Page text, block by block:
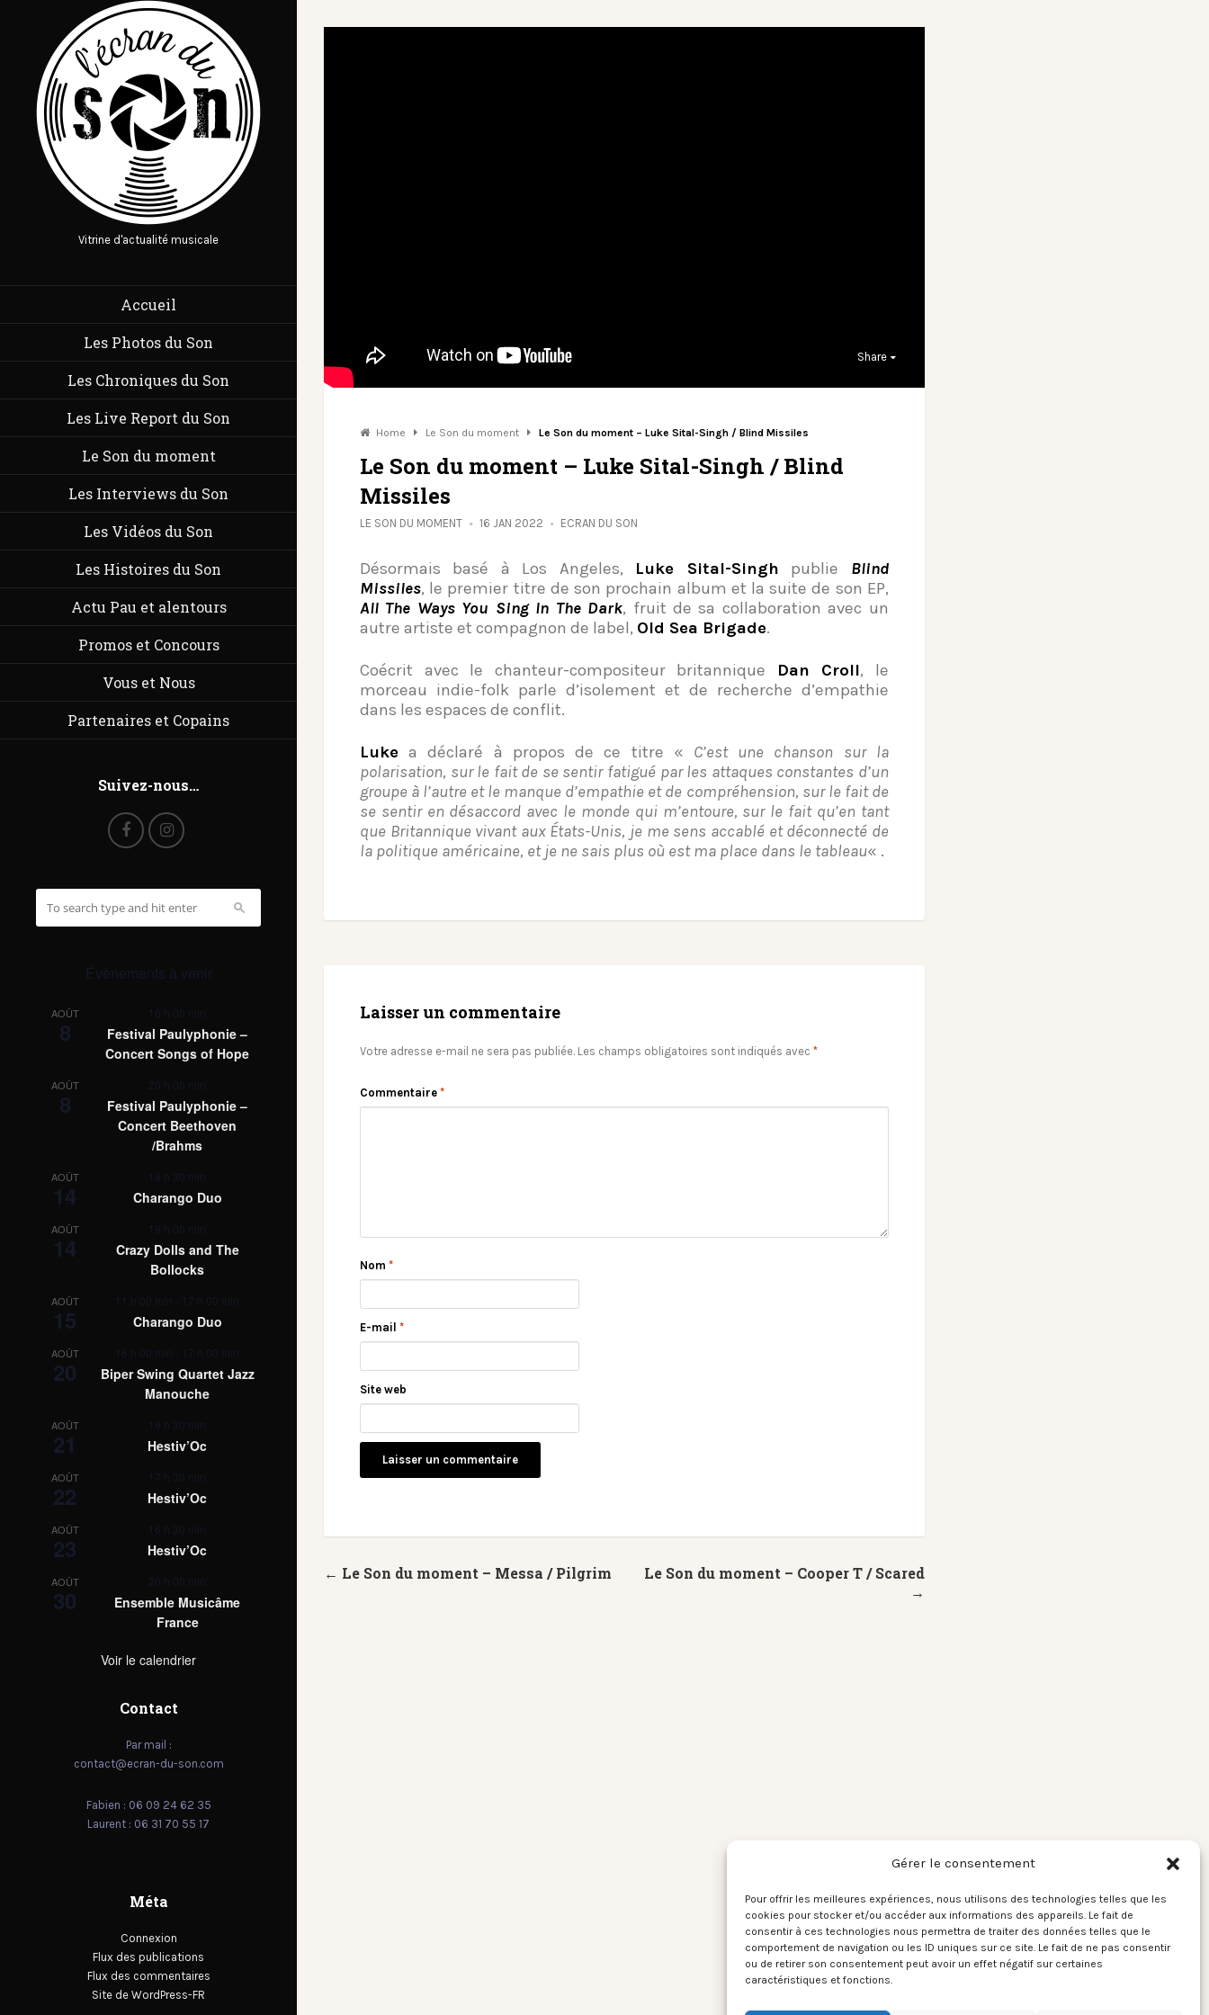
Gérer le consentement
Pour offrir les meilleures expériences, nous utilisons des technologies telles que les
cookies pour stocker et/ou accéder aux informations des appareils. Le fait de
consentir à ces technologies nous permettra de traiter des données telles que le
comportement de navigation ou les ID uniques sur ce site. Le fait de ne pas consentir
ou de retirer son consentement peut avoir un effet négatif sur certaines
caractéristiques et fonctions.
Vitrine d'actualité musicale
Accueil
Les Photos du Son
Les Chroniques du Son
Les Live Report du Son
Le Son du moment
Les Interviews du Son
Les Vidéos du Son
Les Histoires du Son
Actu Pau et alentours
Promos et Concours
Vous et Nous
Partenaires et Copains
Suivez-nous…
Évènements à venir
AOÛT
8
16 h 00 min
Festival Paulyphonie –
Concert Songs of Hope
AOÛT
8
20 h 00 min
Festival Paulyphonie –
Concert Beethoven
/Brahms
AOÛT
14
18 h 30 min
Charango Duo
AOÛT
14
19 h 00 min
Crazy Dolls and The
Bollocks
AOÛT
15
11 h 00 min - 17 h 00 min
Charango Duo
AOÛT
20
16 h 00 min - 17 h 00 min
Biper Swing Quartet Jazz
Manouche
AOÛT
21
19 h 30 min
Hestiv’Oc
AOÛT
22
17 h 30 min
Hestiv’Oc
AOÛT
23
16 h 30 min
Hestiv’Oc
AOÛT
30
20 h 00 min
Ensemble Musicâme
France
Voir le calendrier
Contact
Par mail :
contact@ecran-du-son.com
Fabien : 06 09 24 62 35
Laurent : 06 31 70 55 17
Méta
Connexion
Flux des publications
Flux des commentaires
Site de WordPress-FR
Share
Home Le Son du moment Le Son du moment – Luke Sital-Singh / Blind Missiles
Le Son du moment – Luke Sital-Singh / Blind
Missiles
LE SON DU MOMENT 16 JAN 2022 ECRAN DU SON
Désormais basé à Los Angeles, Luke Sital-Singh publie Blind
Missiles, le premier titre de son prochain album et la suite de son EP,
All The Ways You Sing In The Dark, fruit de sa collaboration avec un
autre artiste et compagnon de label, Old Sea Brigade.
Coécrit avec le chanteur-compositeur britannique Dan Croll, le
morceau indie-folk parle d’isolement et de recherche d’empathie
dans les espaces de conflit.
Luke a déclaré à propos de ce titre « C’est une chanson sur la
polarisation, sur le fait de se sentir fatigué par les attaques constantes d’un
groupe à l’autre et le manque d’empathie et de compréhension, sur le fait de
se sentir en désaccord avec le monde qui m’entoure, sur le fait qu’en tant
que Britannique vivant aux États-Unis, je me sens accablé et déconnecté de
la politique américaine, et je ne sais plus où est ma place dans le tableau« .
Laisser un commentaire
Votre adresse e-mail ne sera pas publiée. Les champs obligatoires sont indiqués avec *
Commentaire *
Nom *
E-mail *
Site web
Le Son du moment – Cooper T / Scared
→
← Le Son du moment – Messa / Pilgrim